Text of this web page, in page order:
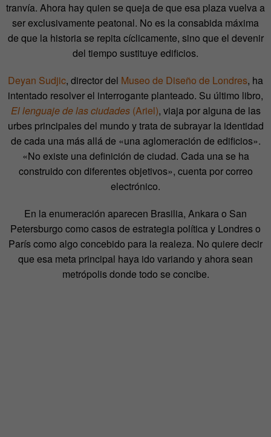
tranvía. Ahora hay quien se queja de que esa plaza vuelva a
ser exclusivamente peatonal. No es la consabida máxima
de que la historia se repita cíclicamente, sino que el devenir
del tiempo sustituye edificios.
Deyan Sudjic, director del Museo de Diseño de Londres, ha
intentado resolver el interrogante planteado. Su último libro,
El lenguaje de las ciudades(Ariel), viaja por alguna de las
urbes principales del mundo y trata de subrayar la identidad
de cada una más allá de «una aglomeración de edificios».
«No existe una definición de ciudad. Cada una se ha
construido con diferentes objetivos», cuenta por correo
electrónico.
En la enumeración aparecen Brasilia, Ankara o San
Petersburgo como casos de estrategia política y Londres o
París como algo concebido para la realeza. No quiere decir
que esa meta principal haya ido variando y ahora sean
metrópolis donde todo se concibe.